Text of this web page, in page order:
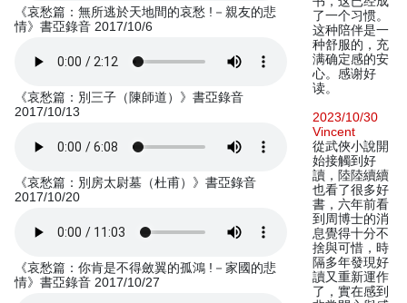
《哀愁篇：無所逃於天地間的哀愁 !－親友的悲
情》書亞錄音 2017/10/6
《哀愁篇：別三子（陳師道）》書亞錄音
2017/10/13
《哀愁篇：別房太尉墓（杜甫）》書亞錄音
2017/10/20
《哀愁篇：你肯是不得斂翼的孤鴻 !－家國的悲
情》書亞錄音 2017/10/27
了一个习惯。
这种陪伴是一
种舒服的，充
满确定感的安
心。感谢好
读。
2023/10/30
Vincent
從武俠小說開
始接觸到好
讀，陸陸續續
也看了很多好
書，六年前看
到周博士的消
息覺得十分不
捨與可惜，時
隔多年發現好
讀又重新運作
了，實在感到